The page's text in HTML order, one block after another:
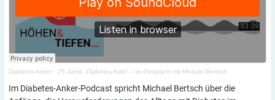
Diabetes-Anker · 25 Jahre „Diabetes-Kids“ – im Gespräch mit Michael Bertsch
Im Diabetes-Anker-Podcast spricht Michael Bertsch über die